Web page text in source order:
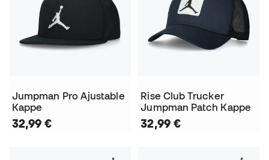
Jumpman Pro Ajustable
Kappe
32,99 €
Rise Club Trucker
Jumpman Patch Kappe
32,99 €